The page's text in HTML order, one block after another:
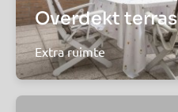
Overdekt terras
Extra ruimte